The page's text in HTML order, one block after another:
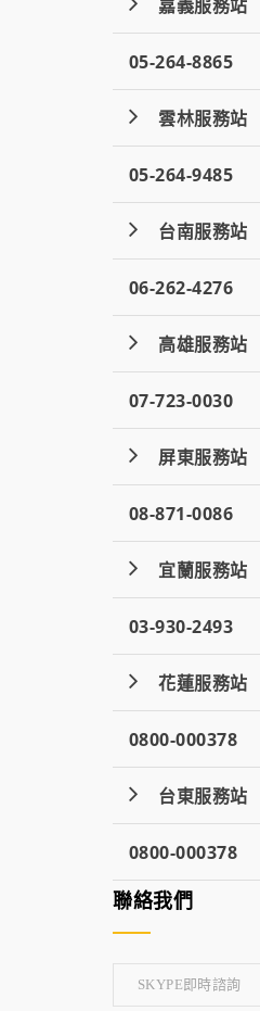
嘉義服務站
05-264-8865
雲林服務站
05-264-9485
台南服務站
06-262-4276
高雄服務站
07-723-0030
屏東服務站
08-871-0086
宜蘭服務站
03-930-2493
花蓮服務站
0800-000378
台東服務站
0800-000378
聯絡我們
SKYPE即時諮詢